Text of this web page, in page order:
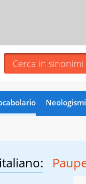
Neologismi